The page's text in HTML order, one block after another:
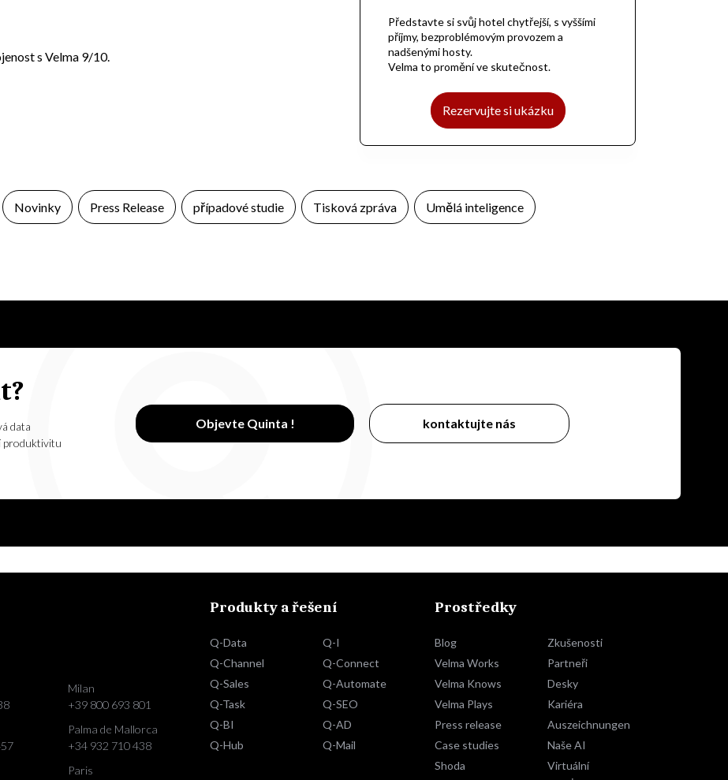
s Velma 9/10.
Představte si svůj hotel chytřejší, s vyššími
příjmy, bezproblémovým provozem a
nadšenými hosty.
Velma to promění ve skutečnost.
Rezervujte si ukázku
Novinky Press Release případové studie Tisková zpráva Umělá inteligence
data
produktivitu
Objevte Quinta ! kontaktujte nás
Milan
+39 800 693 801
Palma de Mallorca
+34 932 710 438
Paris
Produkty a řešení
Q-Data
Q-Channel
Q-Sales
Q-Task
Q-BI
Q-Hub
Q-I
Q-Connect
Q-Automate
Q-SEO
Q-AD
Q-Mail
Prostředky
Blog
Velma Works
Velma Knows
Velma Plays
Press release
Case studies
Shoda
Zkušenosti
Partneři
Desky
Kariéra
Auszeichnungen
Naše AI
Virtuální